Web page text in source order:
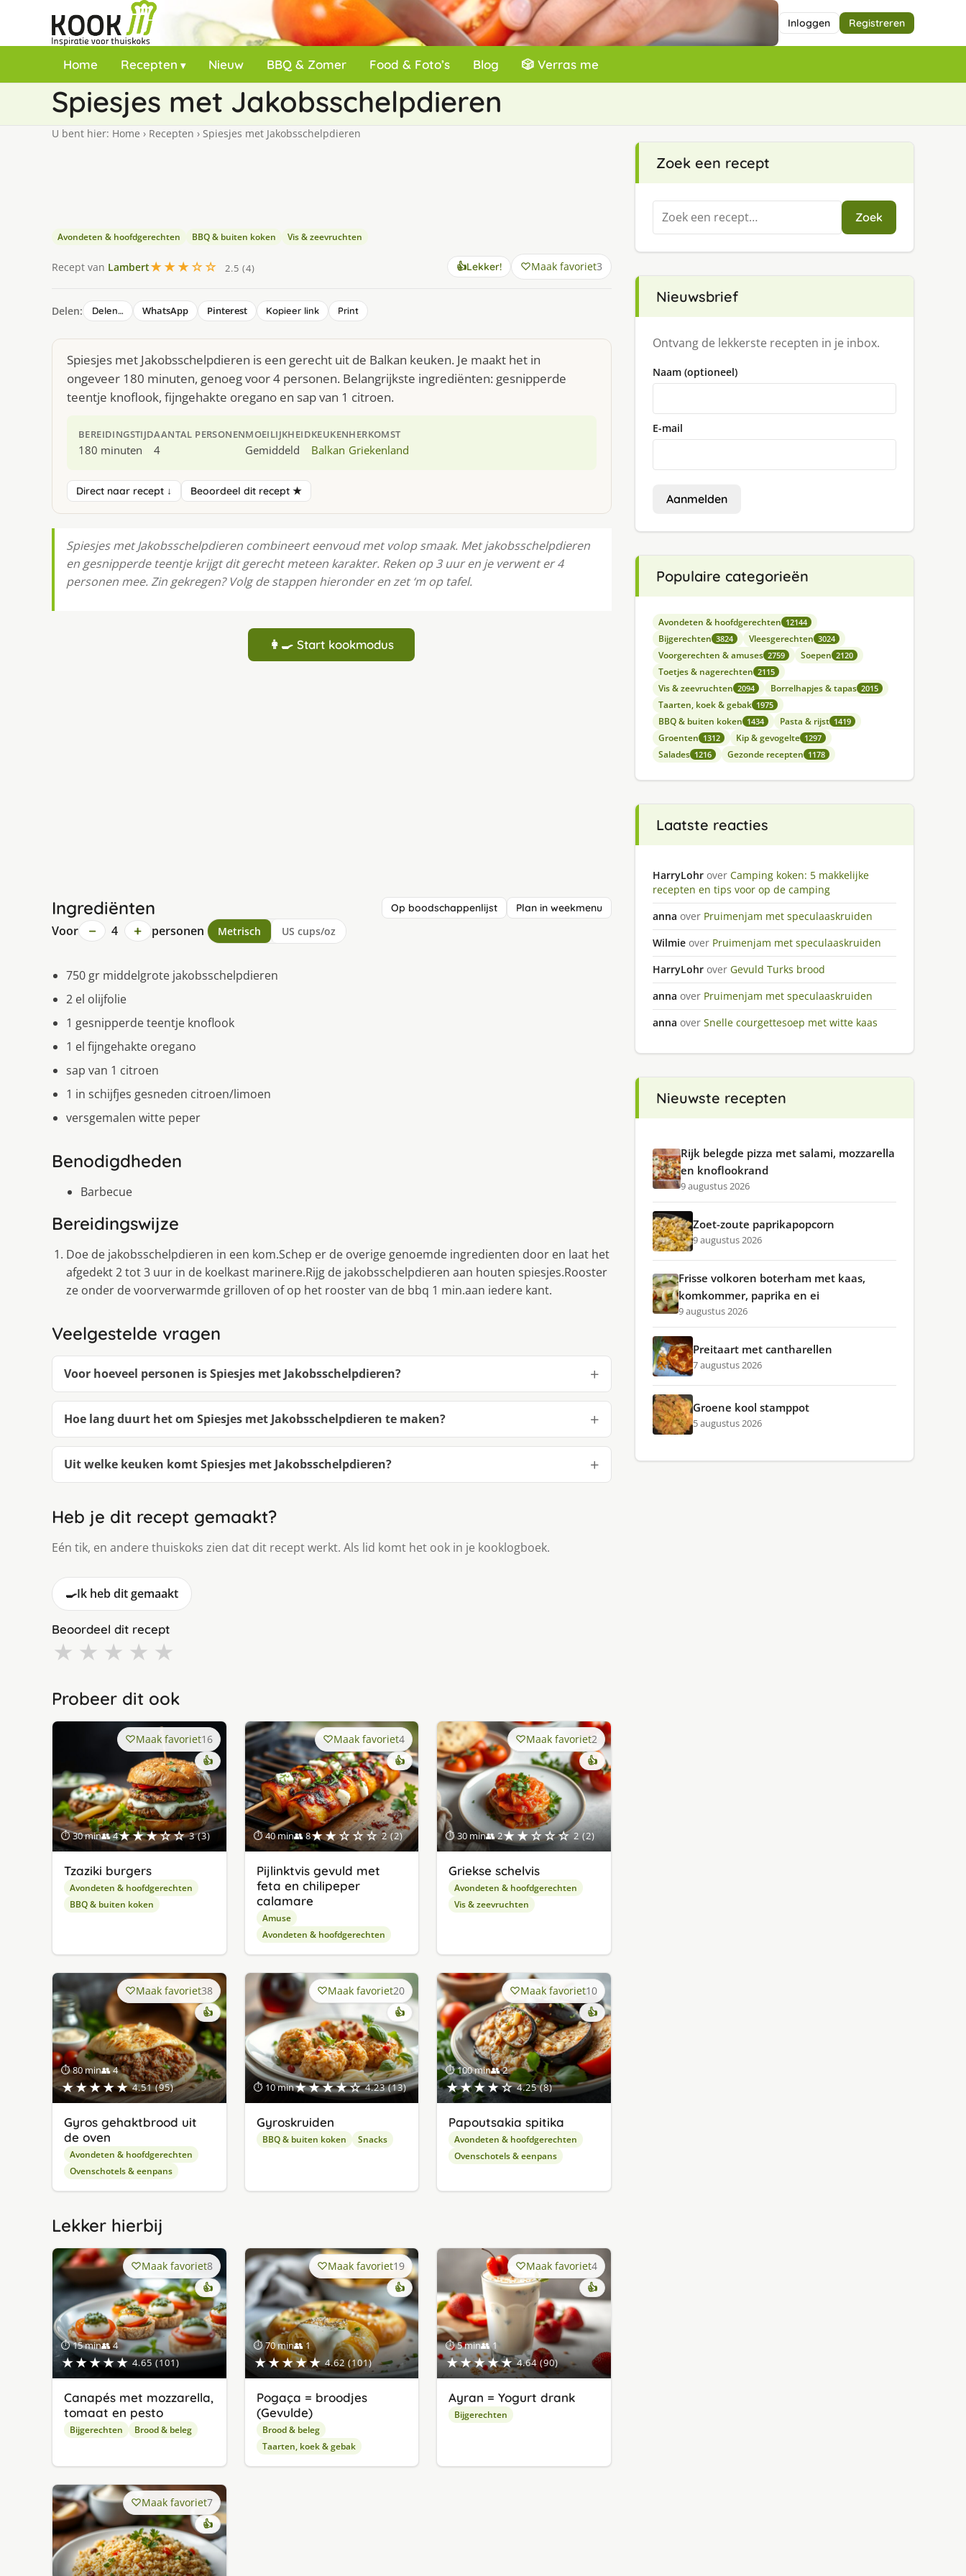
Inloggen Registreren
Home Recepten Nieuw BBQ & Zomer Food & Foto’s Blog 🎲 Verras me
Spiesjes met Jakobsschelpdieren
U bent hier: Home › Recepten › Spiesjes met Jakobsschelpdieren
Avondeten & hoofdgerechten BBQ & buiten koken Vis & zeevruchten
Recept van Lambert★★★☆☆ 2.5 (4) 👍Lekker! Maak favoriet3
Delen: Delen… WhatsApp Pinterest Kopieer link Print
Spiesjes met Jakobsschelpdieren is een gerecht uit de Balkan keuken. Je maakt het in
ongeveer 180 minuten, genoeg voor 4 personen. Belangrijkste ingrediënten: gesnipperde
teentje knoflook, fijngehakte oregano en sap van 1 citroen.
BEREIDINGSTIJD
180 minuten
AANTAL PERSONEN
4
MOEILIJKHEID
Gemiddeld
KEUKEN
Balkan
HERKOMST
Griekenland
Direct naar recept ↓ Beoordeel dit recept ★
Spiesjes met Jakobsschelpdieren combineert eenvoud met volop smaak. Met jakobsschelpdieren
en gesnipperde teentje krijgt dit gerecht meteen karakter. Reken op 3 uur en je verwent er 4
personen mee. Zin gekregen? Volg de stappen hieronder en zet ‘m op tafel.
👩‍🍳 Start kookmodus
Ingrediënten Op boodschappenlijst Plan in weekmenu
Voor − 4 + personen Metrisch US cups/oz
750 gr middelgrote jakobsschelpdieren
2 el olijfolie
1 gesnipperde teentje knoflook
1 el fijngehakte oregano
sap van 1 citroen
1 in schijfjes gesneden citroen/limoen
versgemalen witte peper
Benodigdheden
Barbecue
Bereidingswijze
Doe de jakobsschelpdieren in een kom.Schep er de overige genoemde ingredienten door en laat het
afgedekt 2 tot 3 uur in de koelkast marinere.Rijg de jakobsschelpdieren aan houten spiesjes.Rooster
ze onder de voorverwarmde grilloven of op het rooster van de bbq 1 min.aan iedere kant.
Veelgestelde vragen
Voor hoeveel personen is Spiesjes met Jakobsschelpdieren?
Hoe lang duurt het om Spiesjes met Jakobsschelpdieren te maken?
Uit welke keuken komt Spiesjes met Jakobsschelpdieren?
Heb je dit recept gemaakt?
Eén tik, en andere thuiskoks zien dat dit recept werkt. Als lid komt het ook in je kooklogboek.
🍳Ik heb dit gemaakt
Beoordeel dit recept
★ ★ ★ ★ ★
Probeer dit ook
⏱ 30 min👥 4★★★☆☆ 3 (3)
Maak favoriet16
👍
Tzaziki burgers
Avondeten & hoofdgerechten
BBQ & buiten koken
⏱ 40 min👥 8★★☆☆☆ 2 (2)
Maak favoriet4
👍
Pijlinktvis gevuld met
feta en chilipeper
calamare
Amuse
Avondeten & hoofdgerechten
⏱ 30 min👥 2★★☆☆☆ 2 (2)
Maak favoriet2
👍
Griekse schelvis
Avondeten & hoofdgerechten
Vis & zeevruchten
⏱ 80 min👥 4
★★★★★ 4.51 (95)
Maak favoriet38
👍
Gyros gehaktbrood uit
de oven
Avondeten & hoofdgerechten
Ovenschotels & eenpans
⏱ 10 min★★★★☆ 4.23 (13)
Maak favoriet20
👍
Gyroskruiden
BBQ & buiten koken Snacks
⏱ 100 min👥 2
★★★★☆ 4.25 (8)
Maak favoriet10
👍
Papoutsakia spitika
Avondeten & hoofdgerechten
Ovenschotels & eenpans
Lekker hierbij
⏱ 15 min👥 4
★★★★★ 4.65 (101)
Maak favoriet8
👍
Canapés met mozzarella,
tomaat en pesto
Bijgerechten Brood & beleg
⏱ 70 min👥 1
★★★★★ 4.62 (101)
Maak favoriet19
👍
Pogaça = broodjes
(Gevulde)
Brood & beleg
Taarten, koek & gebak
⏱ 5 min👥 1
★★★★★ 4.64 (90)
Maak favoriet4
👍
Ayran = Yogurt drank
Bijgerechten
Maak favoriet7
👍
Zoek een recept
Zoeken
naar:
Zoek
Nieuwsbrief
Ontvang de lekkerste recepten in je inbox.
Naam (optioneel)
E-mail
Aanmelden
Populaire categorieën
Avondeten & hoofdgerechten 12144
Bijgerechten 3824 Vleesgerechten 3024
Voorgerechten & amuses 2759 Soepen 2120
Toetjes & nagerechten 2115
Vis & zeevruchten 2094 Borrelhapjes & tapas 2015
Taarten, koek & gebak 1975
BBQ & buiten koken 1434 Pasta & rijst 1419
Groenten 1312 Kip & gevogelte 1297
Salades 1216 Gezonde recepten 1178
Laatste reacties
HarryLohr over Camping koken: 5 makkelijke
recepten en tips voor op de camping
anna over Pruimenjam met speculaaskruiden
Wilmie over Pruimenjam met speculaaskruiden
HarryLohr over Gevuld Turks brood
anna over Pruimenjam met speculaaskruiden
anna over Snelle courgettesoep met witte kaas
Nieuwste recepten
Rijk belegde pizza met salami, mozzarella
en knoflookrand
9 augustus 2026
Zoet-zoute paprikapopcorn
9 augustus 2026
Frisse volkoren boterham met kaas,
komkommer, paprika en ei
9 augustus 2026
Preitaart met cantharellen
7 augustus 2026
Groene kool stamppot
5 augustus 2026